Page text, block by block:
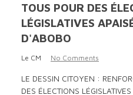
TOUS POUR DES
LÉGISLATIVES
D'ABOBO
Le CM No Comments
LE DESSIN CITOYEN :
DES ÉLECTIONS